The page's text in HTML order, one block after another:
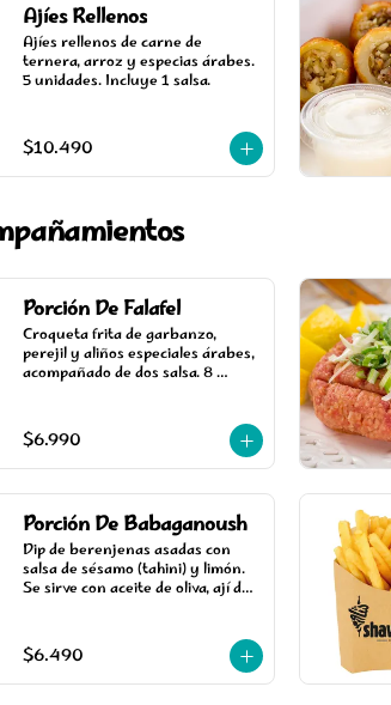
Ajíes Rellenos
Ajíes rellenos de carne de
ternera, arroz y especias árabes.
5 unidades. Incluye 1 salsa.
$10.490
Porción De Falafel
Croqueta frita de garbanzo,
perejil y aliños especiales árabes,
acompañado de dos salsa. 8
$6.990
Porción De Babaganoush
Dip de berenjenas asadas con
salsa de sésamo (tahini) y limón.
Se sirve con aceite de oliva, ají de
$6.490